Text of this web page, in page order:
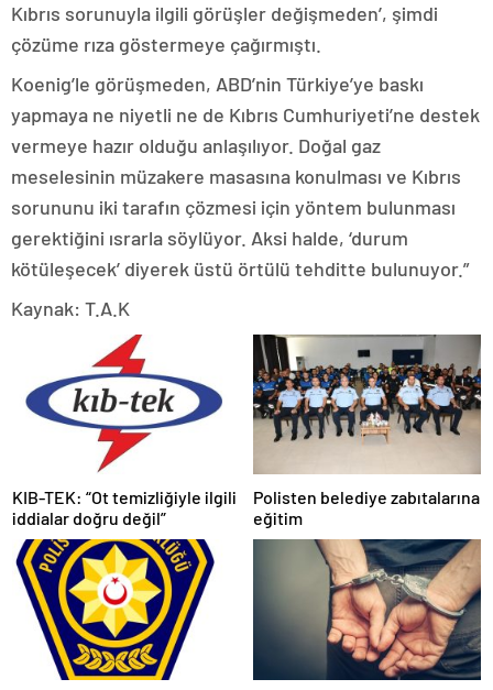
Kıbrıs sorunuyla ilgili görüşler değişmeden’, şimdi
çözüme rıza göstermeye çağırmıştı.
Koenig’le görüşmeden, ABD’nin Türkiye’ye baskı
yapmaya ne niyetli ne de Kıbrıs Cumhuriyeti’ne destek
vermeye hazır olduğu anlaşılıyor. Doğal gaz
meselesinin müzakere masasına konulması ve Kıbrıs
sorununu iki tarafın çözmesi için yöntem bulunması
gerektiğini ısrarla söylüyor. Aksi halde, ‘durum
kötüleşecek’ diyerek üstü örtülü tehditte bulunuyor.”
Kaynak: T.A.K
KIB-TEK: “Ot temizliğiyle ilgili
iddialar doğru değil”
Polisten belediye zabıtalarına
eğitim